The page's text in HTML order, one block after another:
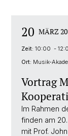
20 MÄRZ
Zeit: 10:00 -
Ort: Musik-
Vortrag
Im Rahmen
finden am
mit Prof.